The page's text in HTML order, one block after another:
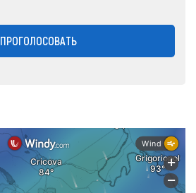
ПРОГОЛОСОВАТЬ